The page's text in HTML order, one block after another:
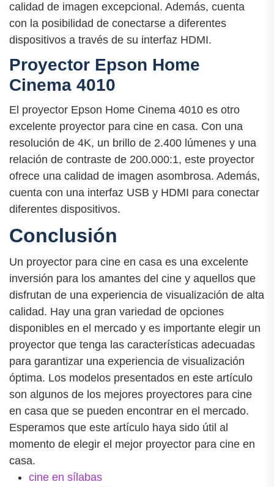
calidad de imagen excepcional. Además, cuenta
con la posibilidad de conectarse a diferentes
dispositivos a través de su interfaz HDMI.
Proyector Epson Home
Cinema 4010
El proyector Epson Home Cinema 4010 es otro
excelente proyector para cine en casa. Con una
resolución de 4K, un brillo de 2.400 lúmenes y una
relación de contraste de 200.000:1, este proyector
ofrece una calidad de imagen asombrosa. Además,
cuenta con una interfaz USB y HDMI para conectar
diferentes dispositivos.
Conclusión
Un proyector para cine en casa es una excelente
inversión para los amantes del cine y aquellos que
disfrutan de una experiencia de visualización de alta
calidad. Hay una gran variedad de opciones
disponibles en el mercado y es importante elegir un
proyector que tenga las características adecuadas
para garantizar una experiencia de visualización
óptima. Los modelos presentados en este artículo
son algunos de los mejores proyectores para cine
en casa que se pueden encontrar en el mercado.
Esperamos que este artículo haya sido útil al
momento de elegir el mejor proyector para cine en
casa.
cine en sílabas